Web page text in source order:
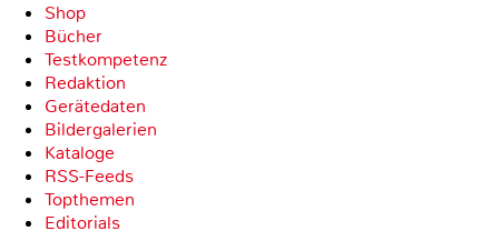
Shop
Bücher
Testkompetenz
Redaktion
Gerätedaten
Bildergalerien
Kataloge
RSS-Feeds
Topthemen
Editorials